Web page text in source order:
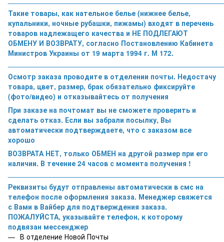
Такие товары, как нательное белье (нижнее белье,
купальники, ночные рубашки, пижамы) входят в перечень
товаров надлежащего качества и НЕ ПОДЛЕГАЮТ
ОБМЕНУ И ВОЗВРАТУ, согласно Постановлению Кабинета
Министров Украины от 19 марта 1994 г. М 172.
Осмотр заказа проводите в отделении почты. Недостачу
товара, цвет, размер, брак обязательно фиксируйте
(фото/видео) и отказывайтесь от получения
При заказе на почтомат вы не сможете проверить и
сделать отказ. Если вы забрали посылку, Вы
автоматически подтверждаете, что с заказом все
хорошо
ВОЗВРАТА НЕТ, только ОБМЕН на другой размер при его
наличии. В течение 24 часов с момента получения !
Реквизиты будут отправлены автоматически в смс на
телефон после оформления заказа. Менеджер свяжется
с Вами в Вайбер для подтверждения заказа.
ПОЖАЛУЙСТА, указывайте телефон, к которому
подвязан мессенджер
В отделение Новой Почты